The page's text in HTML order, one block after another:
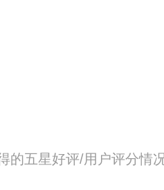
的五星好评/用户评分情况